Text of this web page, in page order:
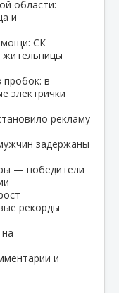
области:
и
СК
жительницы
в
электрички
рекламу
задержаны
— победители
рекорды
и